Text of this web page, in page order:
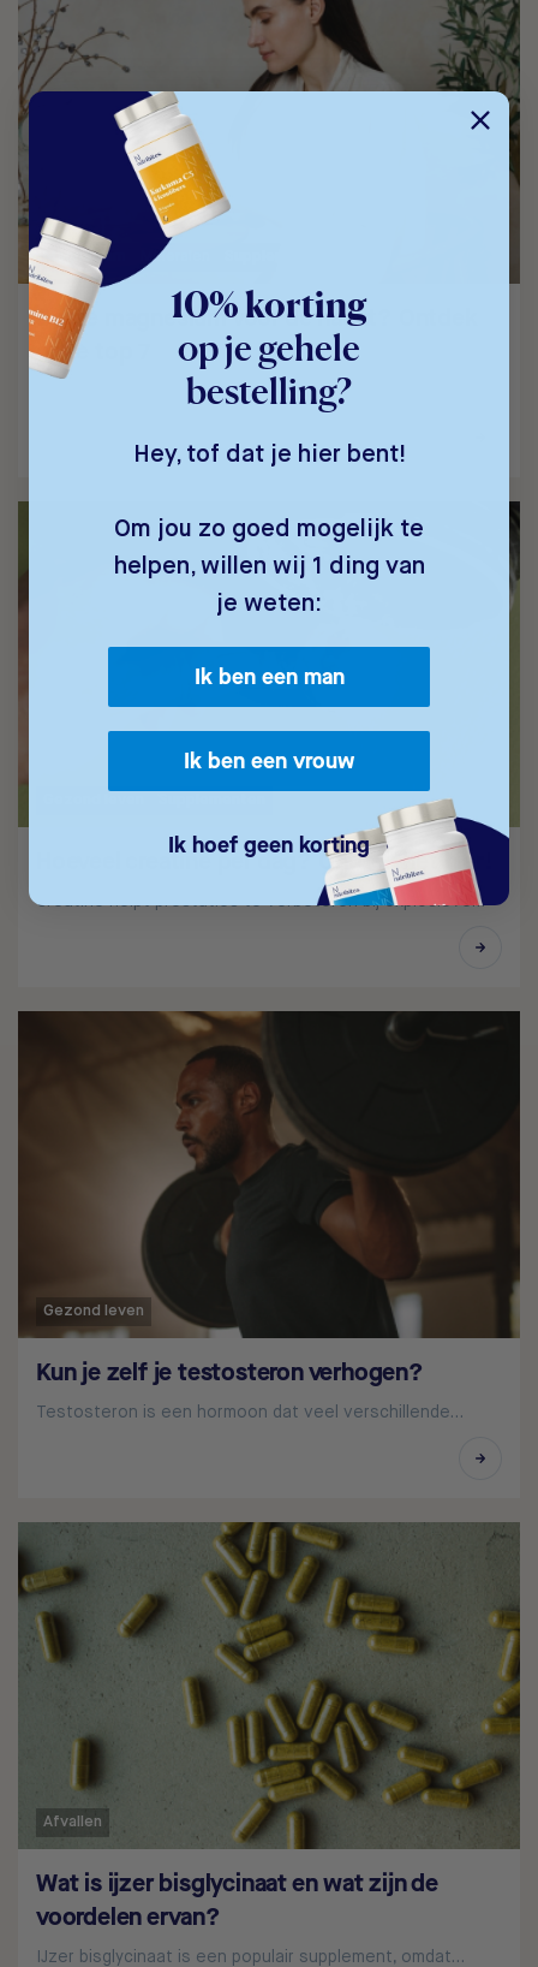
Magnesium Mineralen
Beste magnesium voor de nacht? Ontdek
onze top 7
Magnesium heeft heel veel functies in je…
Hoeveel creatine per dag? Ontdek het hier!
Creatine helpt prestaties te verbeteren bij explosieve…
Gezond leven
Kun je zelf je testosteron verhogen?
Testosteron is een hormoon dat veel verschillende…
Afvallen
Wat is ijzer bisglycinaat en wat zijn de
voordelen ervan?
IJzer bisglycinaat is een populair supplement, omdat…
10% korting
op je gehele
bestelling?
Hey, tof dat je hier bent!
Om jou zo goed mogelijk te
helpen, willen wij 1 ding van
je weten:
Ik ben een man
Ik ben een vrouw
Ik hoef geen korting